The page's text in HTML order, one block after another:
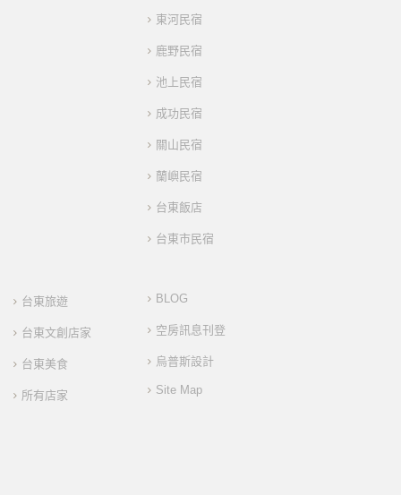
東河民宿
鹿野民宿
池上民宿
成功民宿
關山民宿
蘭嶼民宿
台東飯店
台東市民宿
台東旅遊
台東文創店家
台東美食
所有店家
BLOG
空房訊息刊登
烏普斯設計
Site Map